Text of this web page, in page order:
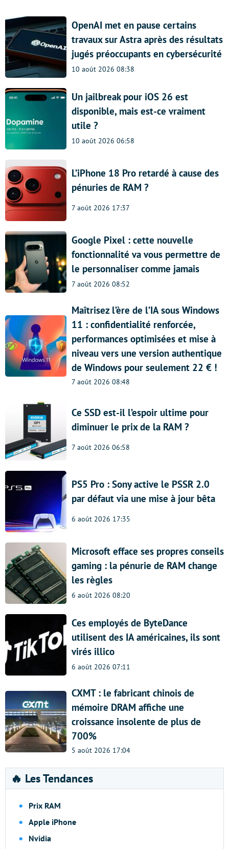
OpenAI met en pause certains
travaux sur Astra après des résultats
jugés préoccupants en cybersécurité
10 août 2026 08:38
Un jailbreak pour iOS 26 est
disponible, mais est-ce vraiment
utile ?
10 août 2026 06:58
L’iPhone 18 Pro retardé à cause des
pénuries de RAM ?
7 août 2026 17:37
Google Pixel : cette nouvelle
fonctionnalité va vous permettre de
le personnaliser comme jamais
7 août 2026 08:52
Maîtrisez l’ère de l’IA sous Windows
11 : confidentialité renforcée,
performances optimisées et mise à
niveau vers une version authentique
de Windows pour seulement 22 € !
7 août 2026 08:48
Ce SSD est-il l’espoir ultime pour
diminuer le prix de la RAM ?
7 août 2026 06:58
PS5 Pro : Sony active le PSSR 2.0
par défaut via une mise à jour bêta
6 août 2026 17:35
Microsoft efface ses propres conseils
gaming : la pénurie de RAM change
les règles
6 août 2026 08:20
Ces employés de ByteDance
utilisent des IA américaines, ils sont
virés illico
6 août 2026 07:11
CXMT : le fabricant chinois de
mémoire DRAM affiche une
croissance insolente de plus de
700%
5 août 2026 17:04
🔥 Les Tendances
Prix RAM
Apple iPhone
Nvidia